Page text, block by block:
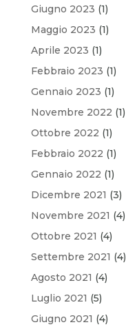
Giugno 2023 (1)
Maggio 2023 (1)
Aprile 2023 (1)
Febbraio 2023 (1)
Gennaio 2023 (1)
Novembre 2022 (1)
Ottobre 2022 (1)
Febbraio 2022 (1)
Gennaio 2022 (1)
Dicembre 2021 (3)
Novembre 2021 (4)
Ottobre 2021 (4)
Settembre 2021 (4)
Agosto 2021 (4)
Luglio 2021 (5)
Giugno 2021 (4)